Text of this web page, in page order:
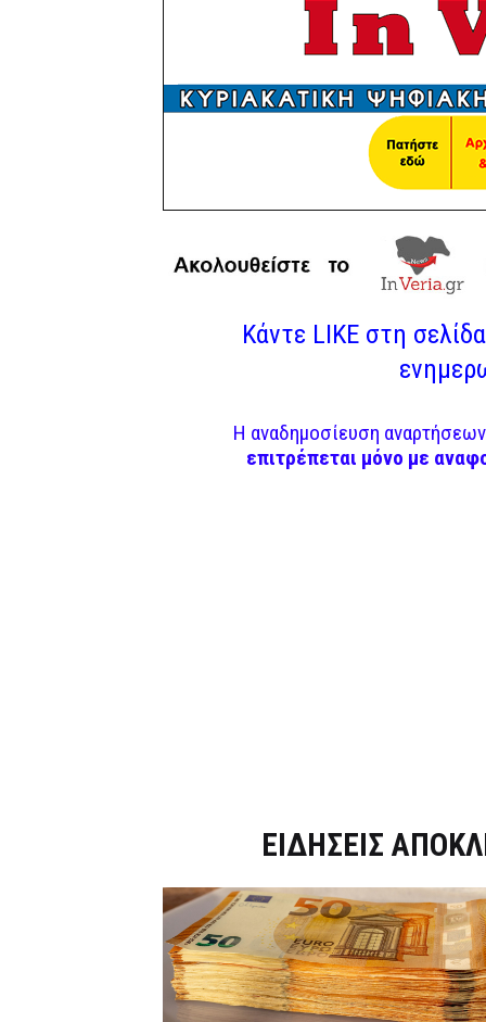
Κάντε LIKE στη
Η αναδημοσίευση
επιτρέπεται μόνο με
ΕΙΔΗΣΕΙΣ